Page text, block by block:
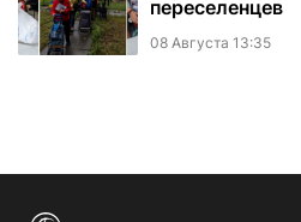
переселенцев
08 Августа 13:35